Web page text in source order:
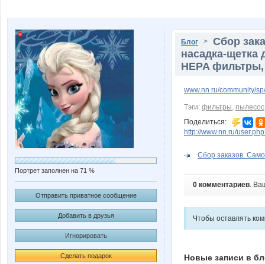
Портрет заполнен на 71 %
Отправить приватное сообщение
Добавить в друзья
Игнорировать
Сделать подарок
Блог > Сбор
насадка-
HEPA
www.nn.ru/community/
Тэги: фильтры, пылесос
Поделиться:
http://www.nn.ru/
Сбор заказов.
0 комментариев.
Чтобы оставлять
Новые записи в